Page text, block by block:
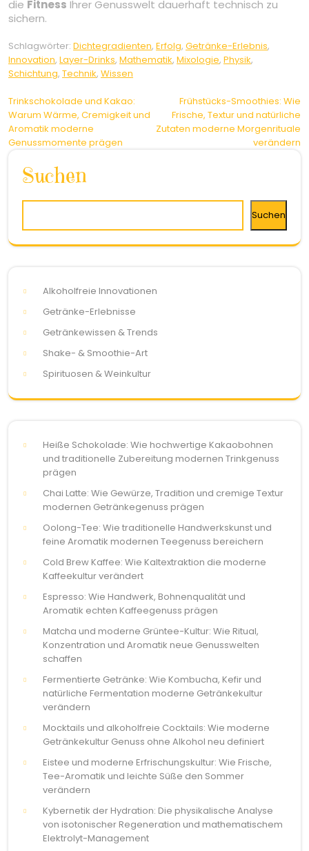
die Fitness Ihrer Genusswelt dauerhaft technisch zu
sichern.
Schlagwörter: Dichtegradienten, Erfolg, Getränke-Erlebnis,
Innovation, Layer-Drinks, Mathematik, Mixologie, Physik,
Schichtung, Technik, Wissen
Beitragsnavigation
Trinkschokolade und Kakao:
Warum Wärme, Cremigkeit und
Aromatik moderne
Genussmomente prägen
Frühstücks-Smoothies: Wie
Frische, Textur und natürliche
Zutaten moderne Morgenrituale
verändern
Suchen
Suchen
Alkoholfreie Innovationen
Getränke-Erlebnisse
Getränkewissen & Trends
Shake- & Smoothie-Art
Spirituosen & Weinkultur
Heiße Schokolade: Wie hochwertige Kakaobohnen
und traditionelle Zubereitung modernen Trinkgenuss
prägen
Chai Latte: Wie Gewürze, Tradition und cremige Textur
modernen Getränkegenuss prägen
Oolong-Tee: Wie traditionelle Handwerkskunst und
feine Aromatik modernen Teegenuss bereichern
Cold Brew Kaffee: Wie Kaltextraktion die moderne
Kaffeekultur verändert
Espresso: Wie Handwerk, Bohnenqualität und
Aromatik echten Kaffeegenuss prägen
Matcha und moderne Grüntee-Kultur: Wie Ritual,
Konzentration und Aromatik neue Genusswelten
schaffen
Fermentierte Getränke: Wie Kombucha, Kefir und
natürliche Fermentation moderne Getränkekultur
verändern
Mocktails und alkoholfreie Cocktails: Wie moderne
Getränkekultur Genuss ohne Alkohol neu definiert
Eistee und moderne Erfrischungskultur: Wie Frische,
Tee-Aromatik und leichte Süße den Sommer
verändern
Kybernetik der Hydration: Die physikalische Analyse
von isotonischer Regeneration und mathematischem
Elektrolyt-Management